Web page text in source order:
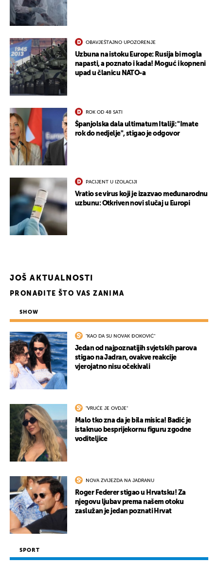
OBAVJEŠTAJNO UPOZORENJE
Uzbuna na istoku Europe: Rusija bi mogla
napasti, a poznato i kada! Moguć i kopneni
upad u članicu NATO-a
ROK OD 48 SATI
Španjolska dala ultimatum Italiji: "Imate
rok do nedjelje", stigao je odgovor
PACIJENT U IZOLACIJI
Vratio se virus koji je izazvao međunarodnu
uzbunu: Otkriven novi slučaj u Europi
JOŠ AKTUALNOSTI
PRONAĐITE ŠTO VAS ZANIMA
SHOW
"KAO DA SU NOVAK ĐOKOVIĆ"
Jedan od najpoznatijih svjetskih parova
stigao na Jadran, ovakve reakcije
vjerojatno nisu očekivali
"VRUĆE JE OVDJE"
Malo tko zna da je bila misica! Badić je
istaknuo besprijekornu figuru zgodne
voditeljice
NOVA ZVIJEZDA NA JADRANU
Roger Federer stigao u Hrvatsku! Za
njegovu ljubav prema našem otoku
zaslužan je jedan poznati Hrvat
SPORT
UKLJUČITE NOTIFIKACIJE